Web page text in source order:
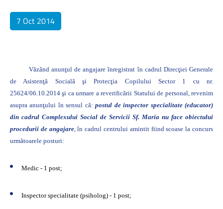
7 Oct 2014
Văzând anunţul de angajare înregistrat în cadrul Direcţiei Generale
de Asistenţă Socială şi Protecţia Copilului Sector 1 cu nr.
25624/06.10.2014 şi ca urmare a reverificării Statului de personal, revenim
asupra anunţului în sensul că:postul de inspector specialitate (educator)
din cadrul Complexului Social de Servicii Sf. Maria nu face obiectului
procedurii de angajare, în cadrul centrului amintit fiind scoase la concurs
următoarele posturi:
Medic - 1 post;
Inspector specialitate (psiholog) - 1 post;